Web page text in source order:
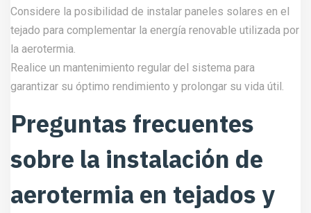
Considere la posibilidad de instalar paneles solares en el
tejado para complementar la energía renovable utilizada por
la aerotermia.
Realice un mantenimiento regular del sistema para
garantizar su óptimo rendimiento y prolongar su vida útil.
Preguntas frecuentes
sobre la instalación de
aerotermia en tejados y